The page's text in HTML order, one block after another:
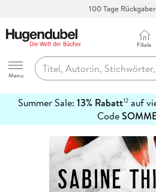
100 Tage
Hugendubel
Menu
Filiale
Summer Sale: 13% Rabatt12auf
Code
erfahren